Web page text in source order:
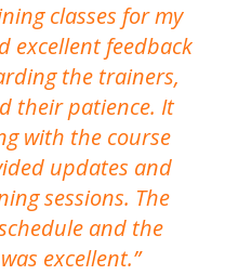
classes for my
excellent feedback
the trainers,
their patience. It
with the course
updates and
sessions. The
and the
excellent.